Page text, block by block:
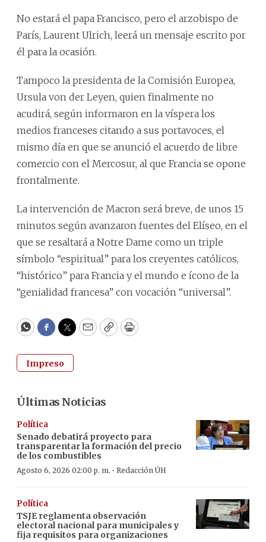
No estará el papa Francisco, pero el arzobispo de
París, Laurent Ulrich, leerá un mensaje escrito por
él para la ocasión.
Tampoco la presidenta de la Comisión Europea,
Ursula von der Leyen, quien finalmente no
acudirá, según informaron en la víspera los
medios franceses citando a sus portavoces, el
mismo día en que se anunció el acuerdo de libre
comercio con el Mercosur, al que Francia se opone
frontalmente.
La intervención de Macron será breve, de unos 15
minutos según avanzaron fuentes del Elíseo, en el
que se resaltará a Notre Dame como un triple
símbolo “espiritual” para los creyentes católicos,
“histórico” para Francia y el mundo e ícono de la
“genialidad francesa” con vocación “universal”.
WhatsApp
Facebook
Twitter
EmailCopyPrint
Impreso
Últimas Noticias
Política
Senado debatirá proyecto para
transparentar la formación del precio
de los combustibles
Agosto 6, 2026 02:00 p. m. · Redacción ÚH
Política
TSJE reglamenta observación
electoral nacional para municipales y
fija requisitos para organizaciones